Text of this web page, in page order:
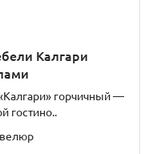
Калгари
горчичный —
гостино..
велюр